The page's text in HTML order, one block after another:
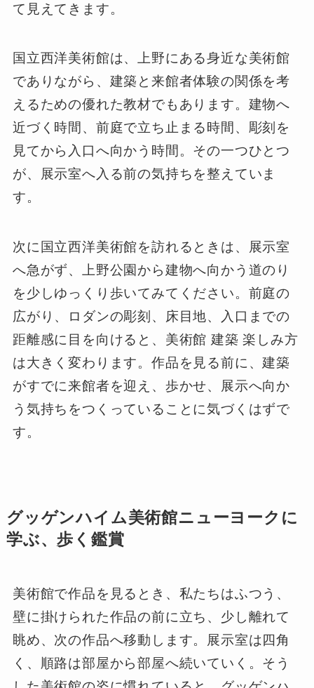
て見えてきます。
国立西洋美術館は、上野にある身近な美術館
でありながら、建築と来館者体験の関係を考
えるための優れた教材でもあります。建物へ
近づく時間、前庭で立ち止まる時間、彫刻を
見てから入口へ向かう時間。その一つひとつ
が、展示室へ入る前の気持ちを整えていま
す。
次に国立西洋美術館を訪れるときは、展示室
へ急がず、上野公園から建物へ向かう道のり
を少しゆっくり歩いてみてください。前庭の
広がり、ロダンの彫刻、床目地、入口までの
距離感に目を向けると、美術館 建築 楽しみ方
は大きく変わります。作品を見る前に、建築
がすでに来館者を迎え、歩かせ、展示へ向か
う気持ちをつくっていることに気づくはずで
す。
グッゲンハイム美術館ニューヨークに
学ぶ、歩く鑑賞
美術館で作品を見るとき、私たちはふつう、
壁に掛けられた作品の前に立ち、少し離れて
眺め、次の作品へ移動します。展示室は四角
く、順路は部屋から部屋へ続いていく。そう